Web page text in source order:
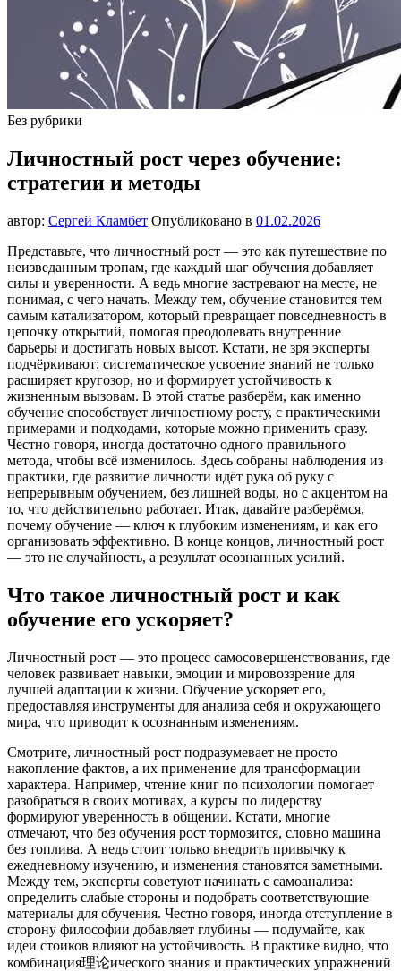
Без рубрики
Личностный рост через обучение:
стратегии и методы
автор: Сергей Кламбет Опубликовано в 01.02.2026
Представьте, что личностный рост — это как путешествие по
неизведанным тропам, где каждый шаг обучения добавляет
силы и уверенности. А ведь многие застревают на месте, не
понимая, с чего начать. Между тем, обучение становится тем
самым катализатором, который превращает повседневность в
цепочку открытий, помогая преодолевать внутренние
барьеры и достигать новых высот. Кстати, не зря эксперты
подчёркивают: систематическое усвоение знаний не только
расширяет кругозор, но и формирует устойчивость к
жизненным вызовам. В этой статье разберём, как именно
обучение способствует личностному росту, с практическими
примерами и подходами, которые можно применить сразу.
Честно говоря, иногда достаточно одного правильного
метода, чтобы всё изменилось. Здесь собраны наблюдения из
практики, где развитие личности идёт рука об руку с
непрерывным обучением, без лишней воды, но с акцентом на
то, что действительно работает. Итак, давайте разберёмся,
почему обучение — ключ к глубоким изменениям, и как его
организовать эффективно. В конце концов, личностный рост
— это не случайность, а результат осознанных усилий.
Что такое личностный рост и как
обучение его ускоряет?
Личностный рост — это процесс самосовершенствования, где
человек развивает навыки, эмоции и мировоззрение для
лучшей адаптации к жизни. Обучение ускоряет его,
предоставляя инструменты для анализа себя и окружающего
мира, что приводит к осознанным изменениям.
Смотрите, личностный рост подразумевает не просто
накопление фактов, а их применение для трансформации
характера. Например, чтение книг по психологии помогает
разобраться в своих мотивах, а курсы по лидерству
формируют уверенность в общении. Кстати, многие
отмечают, что без обучения рост тормозится, словно машина
без топлива. А ведь стоит только внедрить привычку к
ежедневному изучению, и изменения становятся заметными.
Между тем, эксперты советуют начинать с самоанализа:
определить слабые стороны и подобрать соответствующие
материалы для обучения. Честно говоря, иногда отступление в
сторону философии добавляет глубины — подумайте, как
идеи стоиков влияют на устойчивость. В практике видно, что
комбинация理论ического знания и практических упражнений